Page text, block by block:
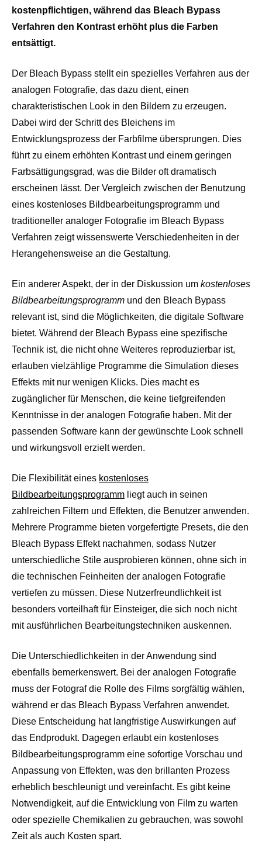
kostenpflichtigen, während das Bleach Bypass
Verfahren den Kontrast erhöht plus die Farben
entsättigt.
Der Bleach Bypass stellt ein spezielles Verfahren aus der
analogen Fotografie, das dazu dient, einen
charakteristischen Look in den Bildern zu erzeugen.
Dabei wird der Schritt des Bleichens im
Entwicklungsprozess der Farbfilme übersprungen. Dies
führt zu einem erhöhten Kontrast und einem geringen
Farbsättigungsgrad, was die Bilder oft dramatisch
erscheinen lässt. Der Vergleich zwischen der Benutzung
eines kostenloses Bildbearbeitungsprogramm und
traditioneller analoger Fotografie im Bleach Bypass
Verfahren zeigt wissenswerte Verschiedenheiten in der
Herangehensweise an die Gestaltung.
Ein anderer Aspekt, der in der Diskussion um kostenloses
Bildbearbeitungsprogramm und den Bleach Bypass
relevant ist, sind die Möglichkeiten, die digitale Software
bietet. Während der Bleach Bypass eine spezifische
Technik ist, die nicht ohne Weiteres reproduzierbar ist,
erlauben vielzählige Programme die Simulation dieses
Effekts mit nur wenigen Klicks. Dies macht es
zugänglicher für Menschen, die keine tiefgreifenden
Kenntnisse in der analogen Fotografie haben. Mit der
passenden Software kann der gewünschte Look schnell
und wirkungsvoll erzielt werden.
Die Flexibilität eines kostenloses
Bildbearbeitungsprogramm liegt auch in seinen
zahlreichen Filtern und Effekten, die Benutzer anwenden.
Mehrere Programme bieten vorgefertigte Presets, die den
Bleach Bypass Effekt nachahmen, sodass Nutzer
unterschiedliche Stile ausprobieren können, ohne sich in
die technischen Feinheiten der analogen Fotografie
vertiefen zu müssen. Diese Nutzerfreundlichkeit ist
besonders vorteilhaft für Einsteiger, die sich noch nicht
mit ausführlichen Bearbeitungstechniken auskennen.
Die Unterschiedlichkeiten in der Anwendung sind
ebenfalls bemerkenswert. Bei der analogen Fotografie
muss der Fotograf die Rolle des Films sorgfältig wählen,
während er das Bleach Bypass Verfahren anwendet.
Diese Entscheidung hat langfristige Auswirkungen auf
das Endprodukt. Dagegen erlaubt ein kostenloses
Bildbearbeitungsprogramm eine sofortige Vorschau und
Anpassung von Effekten, was den brillanten Prozess
erheblich beschleunigt und vereinfacht. Es gibt keine
Notwendigkeit, auf die Entwicklung von Film zu warten
oder spezielle Chemikalien zu gebrauchen, was sowohl
Zeit als auch Kosten spart.